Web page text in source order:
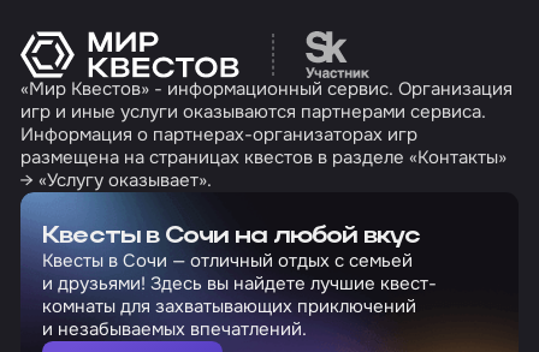
Перейти на сайт
«Мир Квестов» - информационный сервис. Организация
игр и иные услуги оказываются партнерами сервиса.
Информация о партнерах-организаторах игр
размещена на страницах квестов в разделе «Контакты»
→ «Услугу оказывает».
Квесты в Сочи на любой вкус
Квесты в Сочи — отличный отдых с семьей
и друзьями! Здесь вы найдете лучшие квест-
комнаты для захватывающих приключений
и незабываемых впечатлений.